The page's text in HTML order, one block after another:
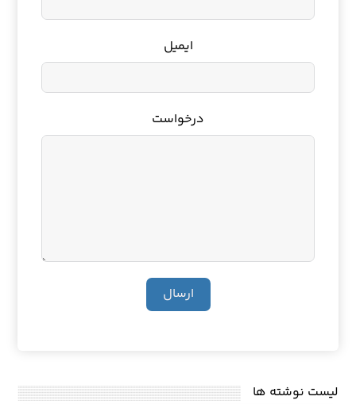
ایمیل
درخواست
ارسال
لیست نوشته ها